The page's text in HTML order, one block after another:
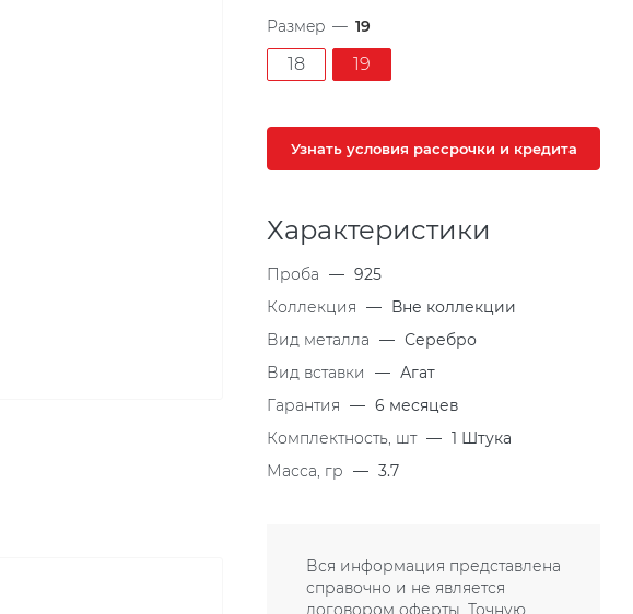
Размер — 19
18 19
Узнать условия рассрочки и кредита
Характеристики
Проба — 925
Коллекция — Вне коллекции
Вид металла — Серебро
Вид вставки
— Агат
Гарантия — 6 месяцев
Комплектность, шт — 1 Штука
Масса, гр — 3.7
Вся информация представлена
справочно и не является
договором оферты. Точную